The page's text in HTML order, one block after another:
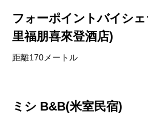
フォーポイントバイシ
里福朋喜來登酒店)
距離170メートル
ミシ B&B(米室民宿)